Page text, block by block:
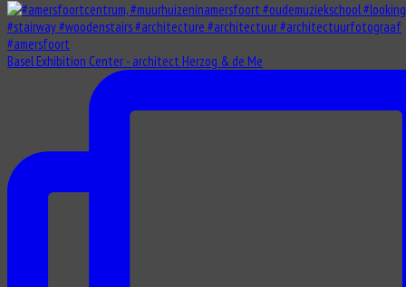
Basel Exhibition Center - architect Herzog & de Me